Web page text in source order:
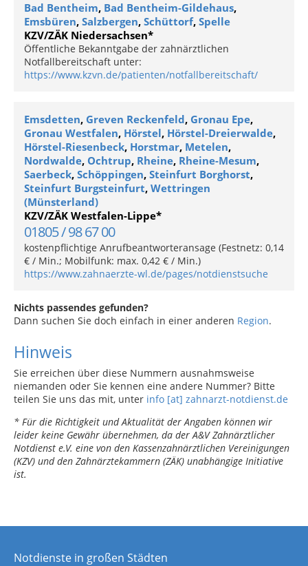
Bad Bentheim, Bad Bentheim-Gildehaus,
Emsbüren, Salzbergen, Schüttorf, Spelle
KZV/ZÄK Niedersachsen*
Öffentliche Bekanntgabe der zahnärztlichen
Notfallbereitschaft unter:
https://www.kzvn.de/patienten/notfallbereitschaft/
Emsdetten, Greven Reckenfeld, Gronau Epe,
Gronau Westfalen, Hörstel, Hörstel-Dreierwalde,
Hörstel-Riesenbeck, Horstmar, Metelen,
Nordwalde, Ochtrup, Rheine, Rheine-Mesum,
Saerbeck, Schöppingen, Steinfurt Borghorst,
Steinfurt Burgsteinfurt, Wettringen
(Münsterland)
KZV/ZÄK Westfalen-Lippe*
01805 / 98 67 00
kostenpflichtige Anrufbeantworteransage (Festnetz: 0,14
€ / Min.; Mobilfunk: max. 0,42 € / Min.)
https://www.zahnaerzte-wl.de/pages/notdienstsuche
Nichts passendes gefunden?
Dann suchen Sie doch einfach in einer anderen Region.
Hinweis
Sie erreichen über diese Nummern ausnahmsweise
niemanden oder Sie kennen eine andere Nummer? Bitte
teilen Sie uns das mit, unter info [at] zahnarzt-notdienst.de
* Für die Richtigkeit und Aktualität der Angaben können wir
leider keine Gewähr übernehmen, da der A&V Zahnärztlicher
Notdienst e.V. eine von den Kassenzahnärztlichen Vereinigungen
(KZV) und den Zahnärztekammern (ZÄK) unabhängige Initiative
ist.
Notdienste in großen Städten